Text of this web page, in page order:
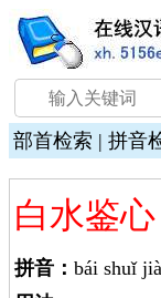
部首检索 | 拼音
白水鉴心
拼音： bái shuǐ